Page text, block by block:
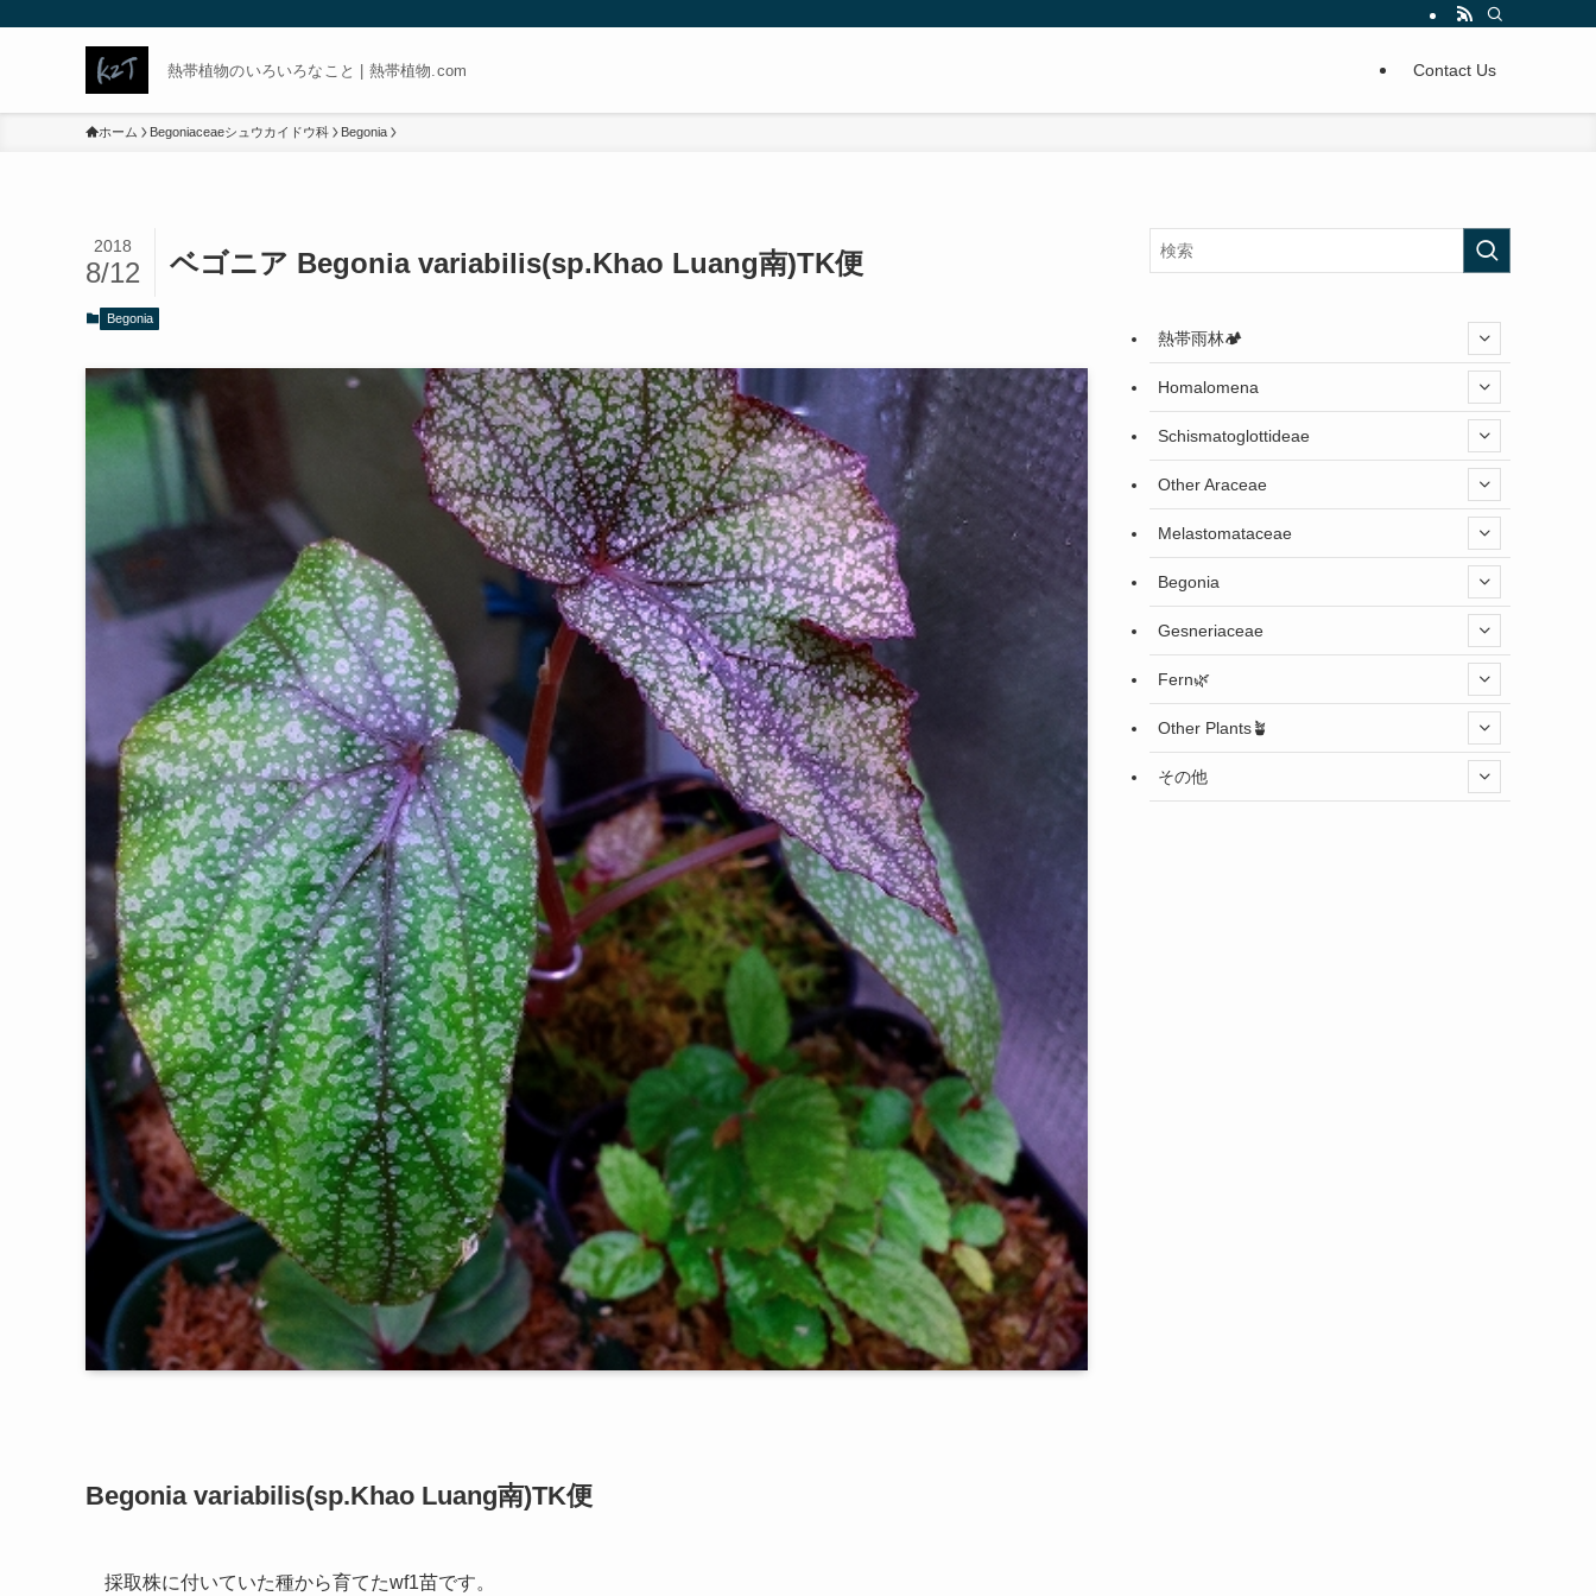
熱帯植物のいろいろなこと | 熱帯植物.com Contact Us
ホーム Begoniaceaeシュウカイドウ科 Begonia
ベゴニア Begonia variabilis(sp.Khao Luang南)TK便
2018
8/12
Begonia
Begonia variabilis(sp.Khao Luang南)TK便
採取株に付いていた種から育てたwf1苗です。
熱帯雨林🏕️
Homalomena
Schismatoglottideae
Other Araceae
Melastomataceae
Begonia
Gesneriaceae
Fern🌿
Other Plants🪴
その他